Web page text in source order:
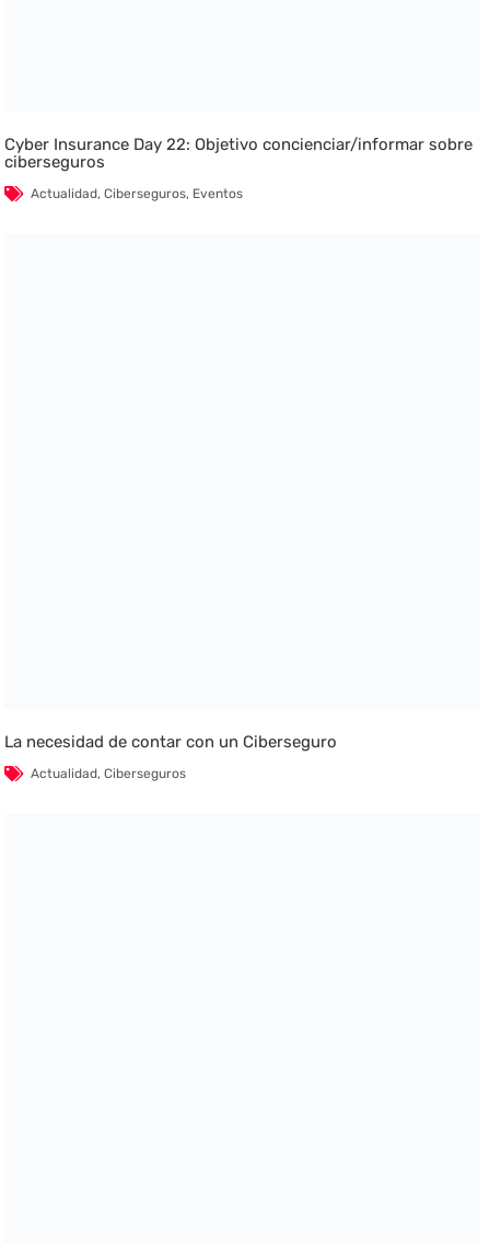
Cyber Insurance Day 22: Objetivo concienciar/informar sobre
ciberseguros
Actualidad,Ciberseguros, Eventos
La necesidad de contar con un Ciberseguro
Actualidad,Ciberseguros